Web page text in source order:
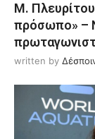
Μ.
πρόσωπο» –
written by